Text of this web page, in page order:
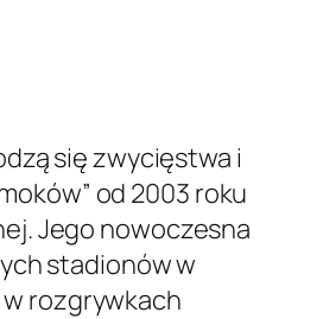
się zwycięstwa i
od 2003 roku
Jego nowoczesna
stadionów w
rozgrywkach